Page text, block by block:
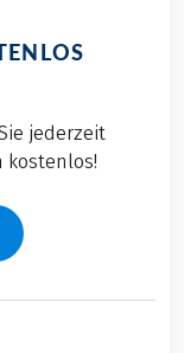
jederzeit
kostenlos!